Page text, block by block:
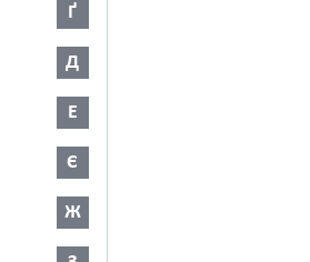
Ґ
Д
Е
Є
Ж